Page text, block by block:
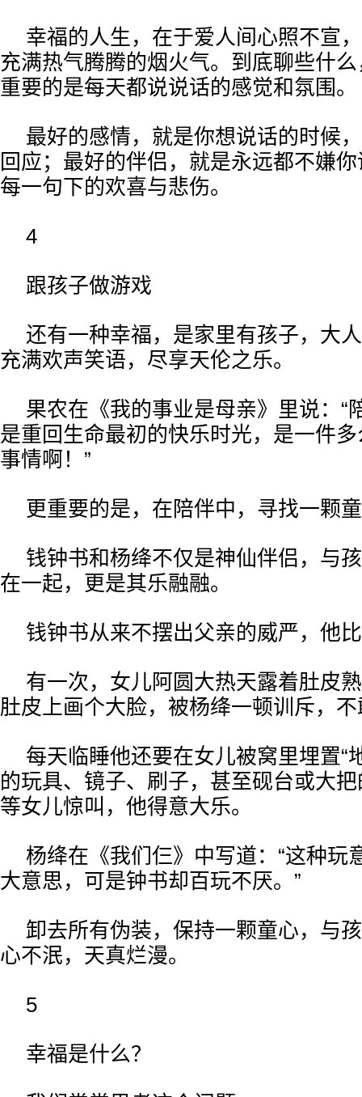
幸福的人生，在于爱人间心照不宣
充满热气腾腾的烟火气。到底聊些什
重要的是每天都说说话的感觉和氛围。
最好的感情，就是你想说话的时候
回应；最好的伴侣，就是永远都不嫌
每一句下的欢喜与悲伤。
4
跟孩子做游戏
还有一种幸福，是家里有孩子，大
充满欢声笑语，尽享天伦之乐。
果农在《我的事业是母亲》里说：“
是重回生命最初的快乐时光，是一件
事情啊！”
更重要的是，在陪伴中，寻找一颗
钱钟书和杨绛不仅是神仙伴侣，与
在一起，更是其乐融融。
钱钟书从来不摆出父亲的威严，他
有一次，女儿阿圆大热天露着肚皮
肚皮上画个大脸，被杨绛一顿训斥，
每天临睡他还要在女儿被窝里埋置“
的玩具、镜子、刷子，甚至砚台或大
等女儿惊叫，他得意大乐。
杨绛在《我们仨》中写道：“这种玩
大意思，可是钟书却百玩不厌。”
卸去所有伪装，保持一颗童心，与
心不泯，天真烂漫。
5
幸福是什么？